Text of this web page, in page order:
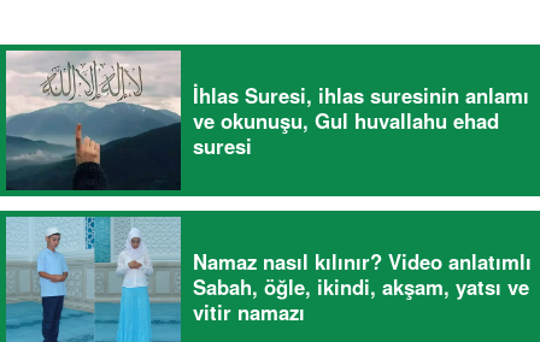
İhlas Suresi, ihlas suresinin anlamı
ve okunuşu, Gul huvallahu ehad
suresi
Namaz nasıl kılınır? Video anlatımlı
Sabah, öğle, ikindi, akşam, yatsı ve
vitir namazı